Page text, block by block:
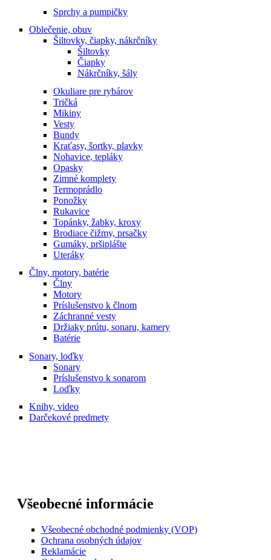
Sprchy a pumpičky
Oblečenie, obuv
Šiltovky, čiapky, nákrčníky
Šiltovky
Čiapky
Nákrčníky, šály
Okuliare pre rybárov
Tričká
Mikiny
Vesty
Bundy
Kraťasy, šortky, plavky
Nohavice, tepláky
Opasky
Zimné komplety
Termoprádlo
Ponožky
Rukavice
Topánky, žabky, kroxy
Brodiace čižmy, prsačky
Gumáky, pršiplášte
Uteráky
Člny, motory, batérie
Člny
Motory
Príslušenstvo k člnom
Záchranné vesty
Držiaky prútu, sonaru, kamery
Batérie
Sonary, loďky
Sonary
Príslušenstvo k sonarom
Loďky
Knihy, video
Darčekové predmety
Všeobecné informácie
Všeobecné obchodné podmienky (VOP)
Ochrana osobných údajov
Reklamácie